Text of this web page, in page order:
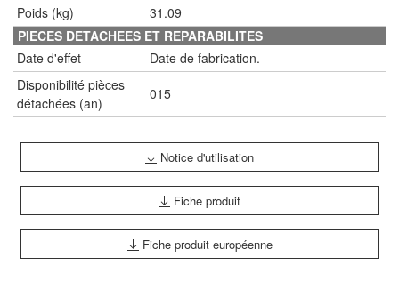
Poids (kg)
31.09
PIECES DETACHEES ET REPARABILITES
Date d'effet
Date de fabrication.
Disponibilité pièces
détachées (an)
015
Notice d'utilisation
Fiche produit
Fiche produit européenne